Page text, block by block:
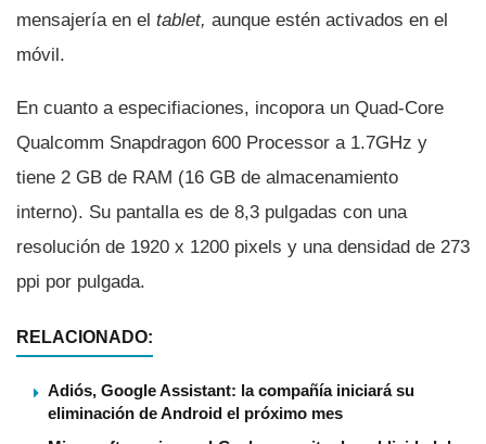
mensajerí­a en el tablet, aunque estén activados en el
móvil.
En cuanto a especifiaciones, incopora un Quad-Core
Qualcomm Snapdragon 600 Processor a 1.7GHz y
tiene 2 GB de RAM (16 GB de almacenamiento
interno). Su pantalla es de 8,3 pulgadas con una
resolución de 1920 x 1200 pixels y una densidad de 273
ppi por pulgada.
RELACIONADO:
Adiós, Google Assistant: la compañía iniciará su
eliminación de Android el próximo mes